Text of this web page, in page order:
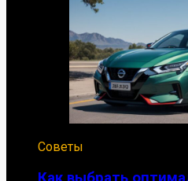
Советы